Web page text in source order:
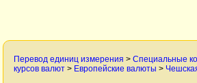
Перевод единиц измерения > Специальные
курсов валют > Европейские валюты >